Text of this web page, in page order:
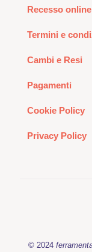
Recesso online
Termini e
Cambi e Resi
Pagamenti
Cookie Policy
Privacy Policy
© 2024